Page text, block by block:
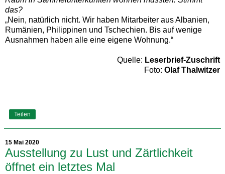
das?
„Nein, natürlich nicht. Wir haben Mitarbeiter aus Albanien,
Rumänien, Philippinen und Tschechien. Bis auf wenige
Ausnahmen haben alle eine eigene Wohnung.“
Quelle: Leserbrief-Zuschrift
Foto: Olaf Thalwitzer
Teilen
15 Mai 2020
Ausstellung zu Lust und Zärtlichkeit
öffnet ein letztes Mal